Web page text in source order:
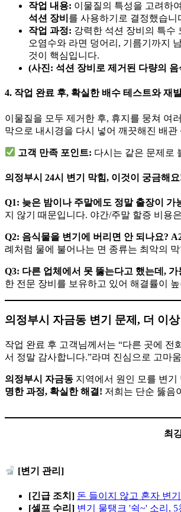
작업 내용: 이물질의 특성을 고려하
석션 장비 를 사용하기로 결정했습니
작업 과정: 강력한 석션 장비의 특수
오염수와 라면 덩어리, 기름기까지
것이 핵심입니다.
(사진: 석션 장비로 제거된 다량의
4. 작업 완료 후, 확실한 배수 테스트와 재
이물질을 모두 제거한 후, 휴지를 뭉쳐 여
막으로 내시경을 다시 넣어 깨끗해진 배
고객 만족 포인트: 다시는 같은 문제로
의정부시 24시 변기 막힘, 이것이 궁금해
Q1: 늦은 밤이나 주말에도 정말 출장이 가
지 않기 때문입니다. 야간/주말 할증 비용
Q2: 음식물을 변기에 버리면 안 되나요?
례처럼 물에 불어나는 면 종류는 최악의
Q3: 다른 업체에서 못 뚫는다고 했는데, 가
한 전문 장비를 보유하고 있어 해결률이
의정부시 자금동 변기 문제, 더 이
작업 완료 후 고객님께서는 “다른 곳에
서 정말 감사합니다.”라며 진심으로 고마
의정부시 자금동 지역에서 원인 모를 변
명한 과정, 확실한 해결! 저희는 단순 뚫음
최
[변기 관리]
[긴급 조치] 돈 들이지 않고 혼자 변
[셀프 수리] 변기 물탱크 '쉭~' 소리, 5